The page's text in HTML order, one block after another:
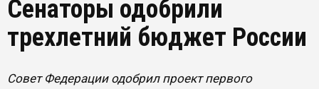
Сенаторы одобрили
трехлетний бюджет России
Совет Федерации одобрил проект первого